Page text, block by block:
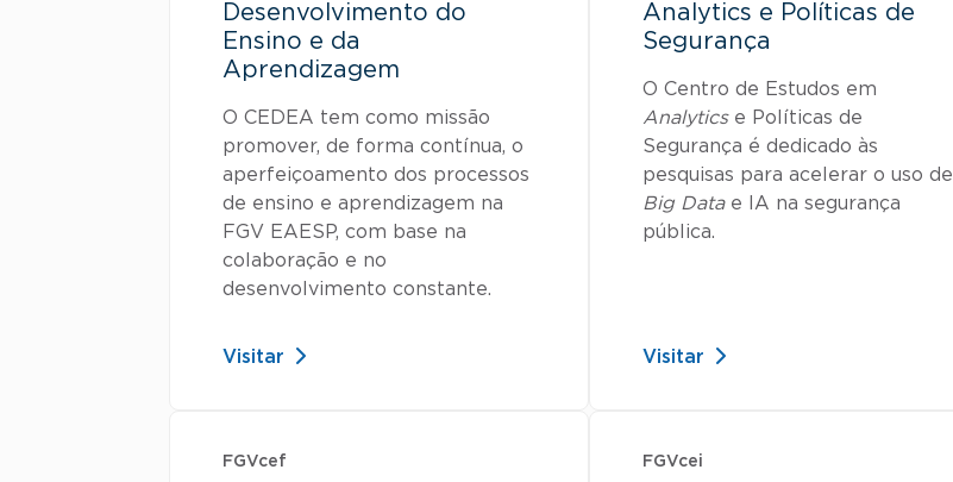
Desenvolvimento do
Ensino e da
Aprendizagem
O CEDEA tem como missão
promover, de forma contínua, o
aperfeiçoamento dos processos
de ensino e aprendizagem na
FGV EAESP, com base na
colaboração e no
desenvolvimento constante.
Visitar
Analytics e Políticas de
Segurança
O Centro de Estudos em
Analyticse Políticas de
Segurança é dedicado às
pesquisas para acelerar o uso de
Big Datae IA na segurança
pública.
Visitar
FGVcef FGVcei